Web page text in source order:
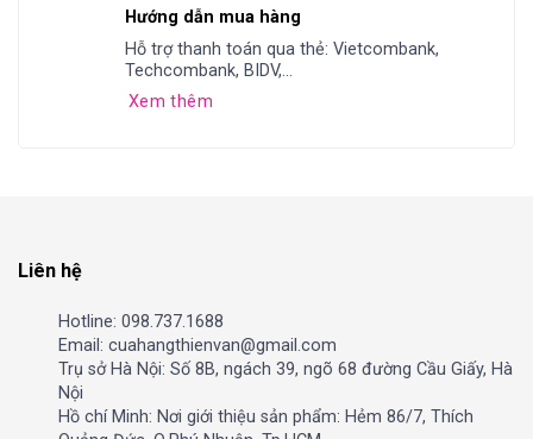
Hướng dẫn mua hàng
Hỗ trợ thanh toán qua thẻ: Vietcombank,
Techcombank, BIDV,...
Xem thêm
Liên hệ
Hotline: 098.737.1688
Email: cuahangthienvan@gmail.com
Trụ sở Hà Nội: Số 8B, ngách 39, ngõ 68 đường Cầu Giấy, Hà
Nội
Hồ chí Minh: Nơi giới thiệu sản phẩm: Hẻm 86/7, Thích